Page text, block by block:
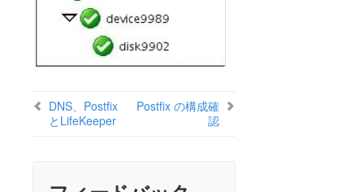
プロダクトライフサイクル
動作環境
DNS、Postfix
とLifeKeeper
Postfix の構成確
認